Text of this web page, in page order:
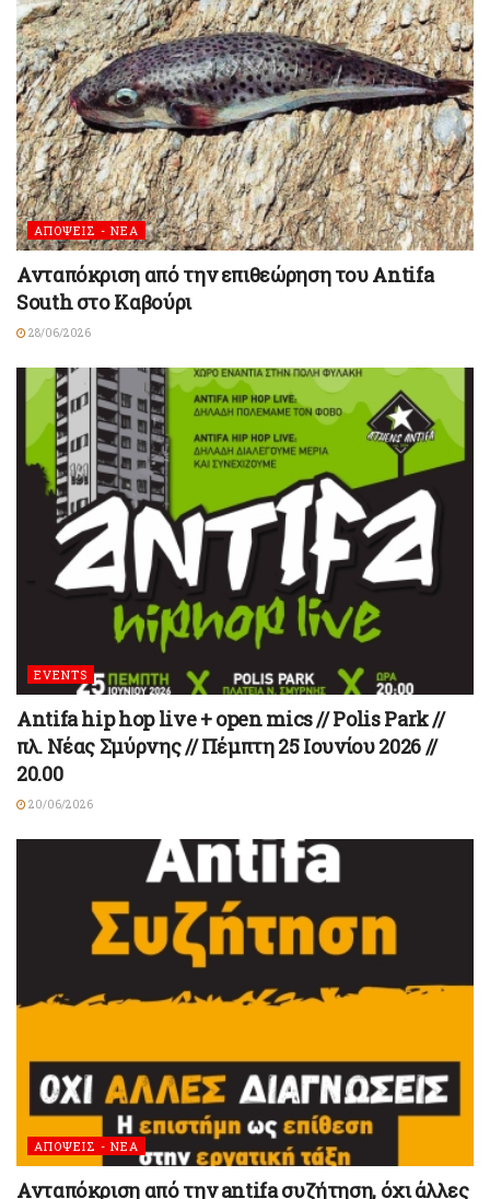
ΑΠΟΨΕΙΣ - ΝΕΑ
Ανταπόκριση από την επιθεώρηση του Antifa
South στο Καβούρι
28/06/2026
EVENTS
Antifa hip hop live + open mics // Polis Park //
πλ. Νέας Σμύρνης // Πέμπτη 25 Ιουνίου 2026 //
20.00
20/06/2026
ΑΠΟΨΕΙΣ - ΝΕΑ
Ανταπόκριση από την antifa συζήτηση, όχι άλλες